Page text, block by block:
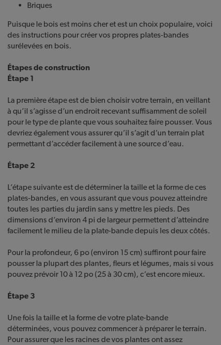
Briques
Puisque le bois est moins cher et est un choix populaire, voici
des instructions pour créer vos propres plates-bandes
surélevées en bois.
Étapes de construction
Étape 1
La première étape est de bien choisir votre terrain, en veillant
à qu’il s’agisse d’un endroit recevant suffisamment de soleil
pour le type de plante que vous souhaitez faire pousser. Vous
devriez également vous assurer qu’il s’agit d’un terrain plat
permettant d’accéder facilement à une source d’eau.
Étape 2
L’étape suivante est de déterminer la taille et la forme de ces
plates-bandes, en vous assurant que vous pouvez atteindre
toutes les parties du jardin sans y mettre les pieds. Des
dimensions d’environ 4 pi de largeur permettent d’atteindre
facilement le milieu de la plate-bande depuis les deux côtés.
Pour la profondeur, 6 po (environ 15 cm) suffiront pour faire
pousser la plupart des plantes, fleurs et légumes, mais si vous
pouvez prévoir 10 à 12 po (25 à 30 cm), c’est encore mieux.
Étape 3
Une fois la taille et la forme de votre plate-bande
déterminées, vous pouvez commencer à préparer le terrain.
Pour assurer que les racines de vos plantes ont assez